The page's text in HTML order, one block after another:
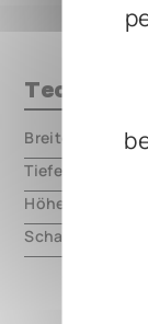
Breite
Tiefe
Höhe
Schaltungsart